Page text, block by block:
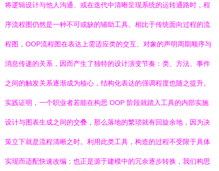
将逻辑设计与他人沟通、或在迭代中清晰呈现系统的运转通路时，程
序流程图仍然是一种不可或缺的辅助工具。相比于传统面向过程的流
程图，OOP流程图在表达上需适应类的交互、对象的声明周期顺序与
消息传递的关系，因而产生了独特的设计演变节奏：类、方法、事件
之间的触发关系逐渐成为核心，结构化表达的强调程度也随之提升。
实践证明，一个职业者若能在构思 OOP 阶段就踏入工具的内部实施
设计与图表生成之间的交叠，那么落地的繁琐就有回旋余地，因为决
策立下就是流程清晰之时。利用此类工具，构造的过程不受限于具体
实现而适配快速改编；也正是源于建模中的冗余逐步转换，我们构思